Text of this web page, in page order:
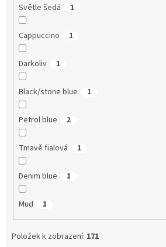
Světle šedá 1
Cappuccino 1
Darkoliv 1
Black/stone blue 1
Petrol blue 2
Tmavě fialová 1
Denim blue 1
Mud 1
Položek k zobrazení: 171